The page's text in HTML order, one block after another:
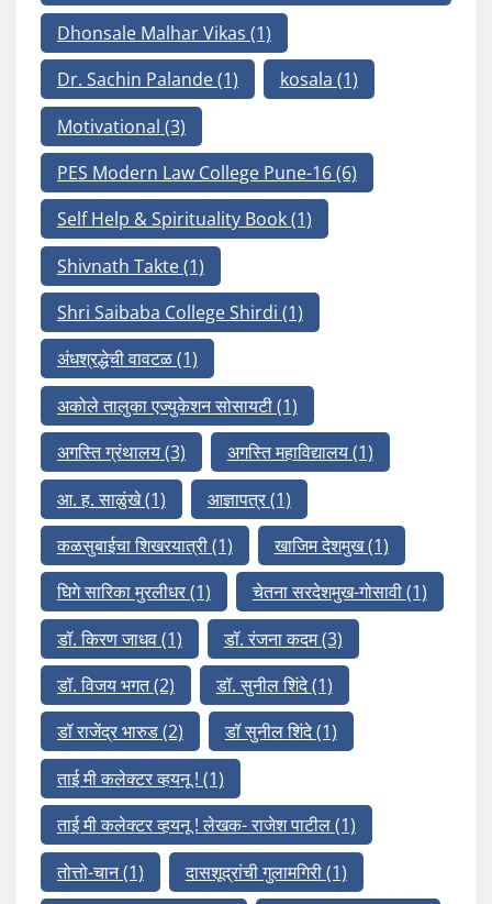
Dhonsale Malhar Vikas (1)
Dr. Sachin Palande(1) kosala (1)
Motivational (3)
PES Modern Law College Pune-16(6)
Self Help & Spirituality Book(1)
Shivnath Takte(1)
Shri Saibaba College Shirdi (1)
अंधश्रद्धेची वावटळ(1)
अकोले तालुका एज्युकेशन सोसायटी(1)
अगस्ति ग्रंथालय(3) अगस्ति महाविद्यालय(1)
आ. ह. साळुंखे(1) आज्ञापत्र(1)
कळसुबाईचा शिखरयात्री(1) खाजिम देशमुख(1)
घिगे सारिका मुरलीधर(1) चेतना सरदेशमुख-गोसावी(1)
डॉ. किरण जाधव(1) डॉ. रंजना कदम(3)
डॉ. विजय भगत(2) डॉ. सुनील शिंदे(1)
डॉ राजेंद्र भारुड(2) डॉ सुनील शिंदे(1)
ताई मी कलेक्टर व्हयनू ! (1)
ताई मी कलेक्टर व्हयनू ! लेखक- राजेश पाटील(1)
तोत्तो-चान(1) दासशूद्रांची गुलामगिरी(1)